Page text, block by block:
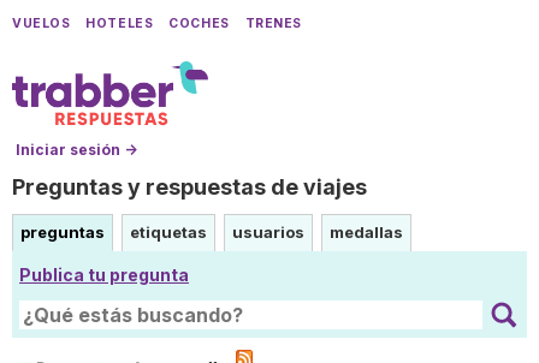
VUELOS HOTELES COCHES TRENES
Iniciar sesión →
Preguntas y respuestas de viajes
preguntas etiquetas usuarios medallas
Publica tu pregunta